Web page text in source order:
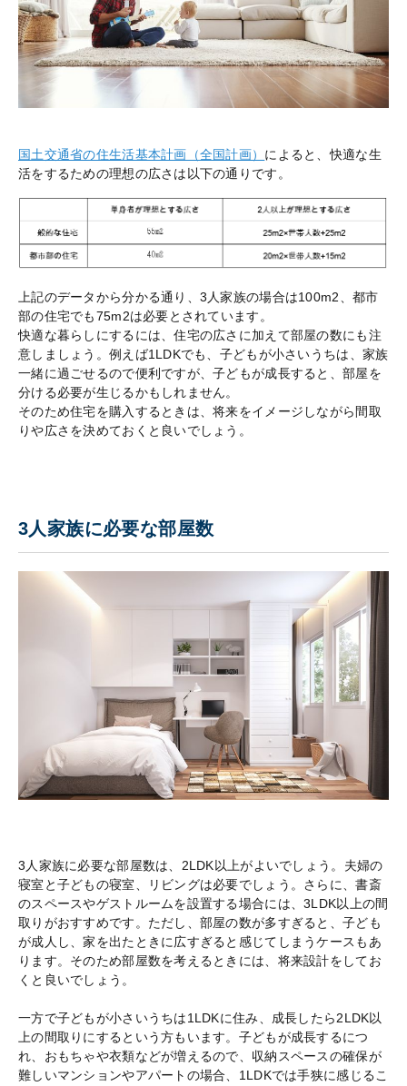
国土交通省の住生活基本計画（全国計画） によると、快適な生
活をするための理想の広さは以下の通りです。
上記のデータから分かる通り、3人家族の場合は100m2、都市
部の住宅でも75m2は必要とされています。
快適な暮らしにするには、住宅の広さに加えて部屋の数にも注
意しましょう。例えば1LDKでも、子どもが小さいうちは、家族
一緒に過ごせるので便利ですが、子どもが成長すると、部屋を
分ける必要が生じるかもしれません。
そのため住宅を購入するときは、将来をイメージしながら間取
りや広さを決めておくと良いでしょう。
3人家族に必要な部屋数
3人家族に必要な部屋数は、2LDK以上がよいでしょう。夫婦の
寝室と子どもの寝室、リビングは必要でしょう。さらに、書斎
のスペースやゲストルームを設置する場合には、3LDK以上の間
取りがおすすめです。ただし、部屋の数が多すぎると、子ども
が成人し、家を出たときに広すぎると感じてしまうケースもあ
ります。そのため部屋数を考えるときには、将来設計をしてお
くと良いでしょう。
一方で子どもが小さいうちは1LDKに住み、成長したら2LDK以
上の間取りにするという方もいます。子どもが成長するにつ
れ、おもちゃや衣類などが増えるので、収納スペースの確保が
難しいマンションやアパートの場合、1LDKでは手狭に感じるこ